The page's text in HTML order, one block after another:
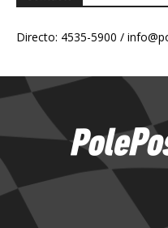
Directo: 4535-5900 /